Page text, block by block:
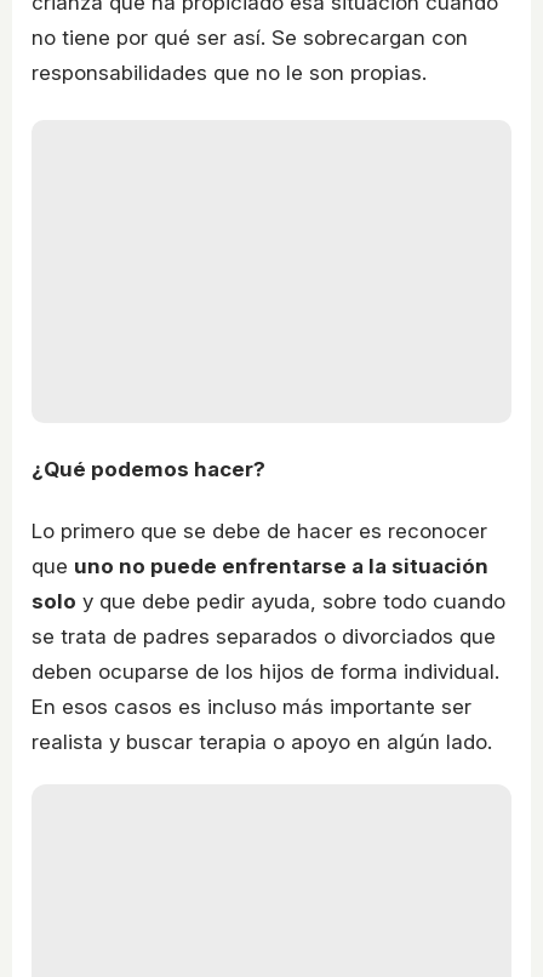
no tiene por qué ser así. Se sobrecargan con
responsabilidades que no le son propias.
¿Qué podemos hacer?
Lo primero que se debe de hacer es reconocer
que uno no puede enfrentarse a la situación
solo y que debe pedir ayuda, sobre todo cuando
se trata de padres separados o divorciados que
deben ocuparse de los hijos de forma individual.
En esos casos es incluso más importante ser
realista y buscar terapia o apoyo en algún lado.